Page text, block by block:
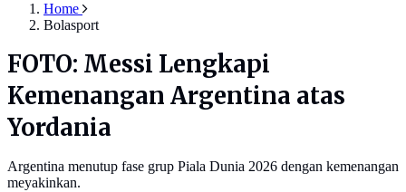
Home
Bolasport
FOTO: Messi Lengkapi
Kemenangan Argentina atas
Yordania
Argentina menutup fase grup Piala Dunia 2026 dengan kemenangan
meyakinkan.